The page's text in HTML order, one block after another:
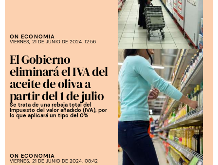
ON ECONOMIA
VIERNES, 21 DE JUNIO DE 2024. 12:56
El Gobierno
eliminará el IVA del
aceite de oliva a
partir del 1 de julio
Se trata de una rebaja total del
Impuesto del valor añadido (IVA), por
lo que aplicará un tipo del 0%
ON ECONOMIA
VIERNES, 21 DE JUNIO DE 2024. 08:42